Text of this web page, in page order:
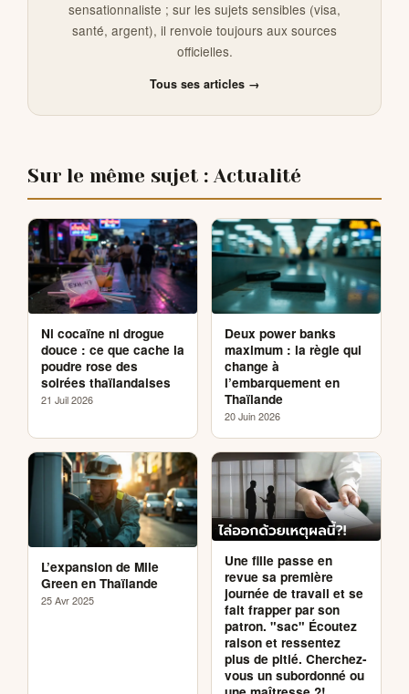
sensationnaliste ; sur les sujets sensibles (visa,
santé, argent), il renvoie toujours aux sources
officielles.
Tous ses articles →
Sur le même sujet : Actualité
Ni cocaïne ni drogue
douce : ce que cache la
poudre rose des
soirées thaïlandaises
21 Juil 2026
Deux power banks
maximum : la règle qui
change à
l’embarquement en
Thaïlande
20 Juin 2026
L’expansion de Mile
Green en Thaïlande
25 Avr 2025
Une fille passe en
revue sa première
journée de travail et se
fait frapper par son
patron. "sac" Écoutez
raison et ressentez
plus de pitié. Cherchez-
vous un subordonné ou